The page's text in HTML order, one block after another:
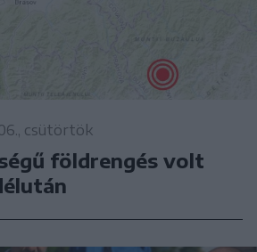
csütörtök
földrengés volt